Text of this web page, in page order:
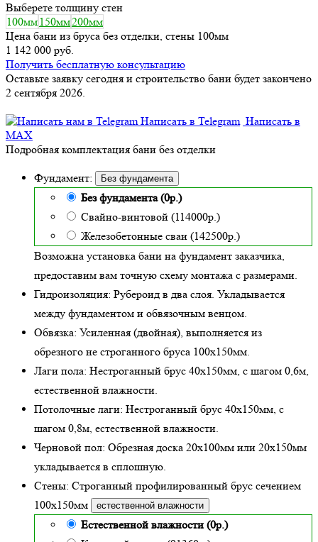
Выберете толщину стен
100мм 150мм200мм
Цена бани из бруса без отделки, стены 100мм
1 142 000 руб.
Получить бесплатную консультацию
Оставьте заявку сегодня и строительство бани будет закончено
2 сентября 2026.
Написать в Telegram Написать в
MAX
Подробная комплектация бани без отделки
Фундамент: Без фундамента
Без фундамента (0р.)
Свайно-винтовой (114000р.)
Железобетонные сваи (142500р.)
Возможна установка бани на фундамент заказчика,
предоставим вам точную схему монтажа с размерами.
Гидроизоляция: Рубероид в два слоя. Укладывается
между фундаментом и обвязочным венцом.
Обвязка: Усиленная (двойная), выполняется из
обрезного не строганного бруса 100х150мм.
Лаги пола: Нестроганный брус 40х150мм, с шагом 0,6м,
естественной влажности.
Потолочные лаги: Нестроганный брус 40х150мм, с
шагом 0,8м, естественной влажности.
Черновой пол: Обрезная доска 20х100мм или 20х150мм
укладывается в сплошную.
Стены: Строганный профилированный брус сечением
100х150мм
естественной влажности
Естественной влажности (0р.)